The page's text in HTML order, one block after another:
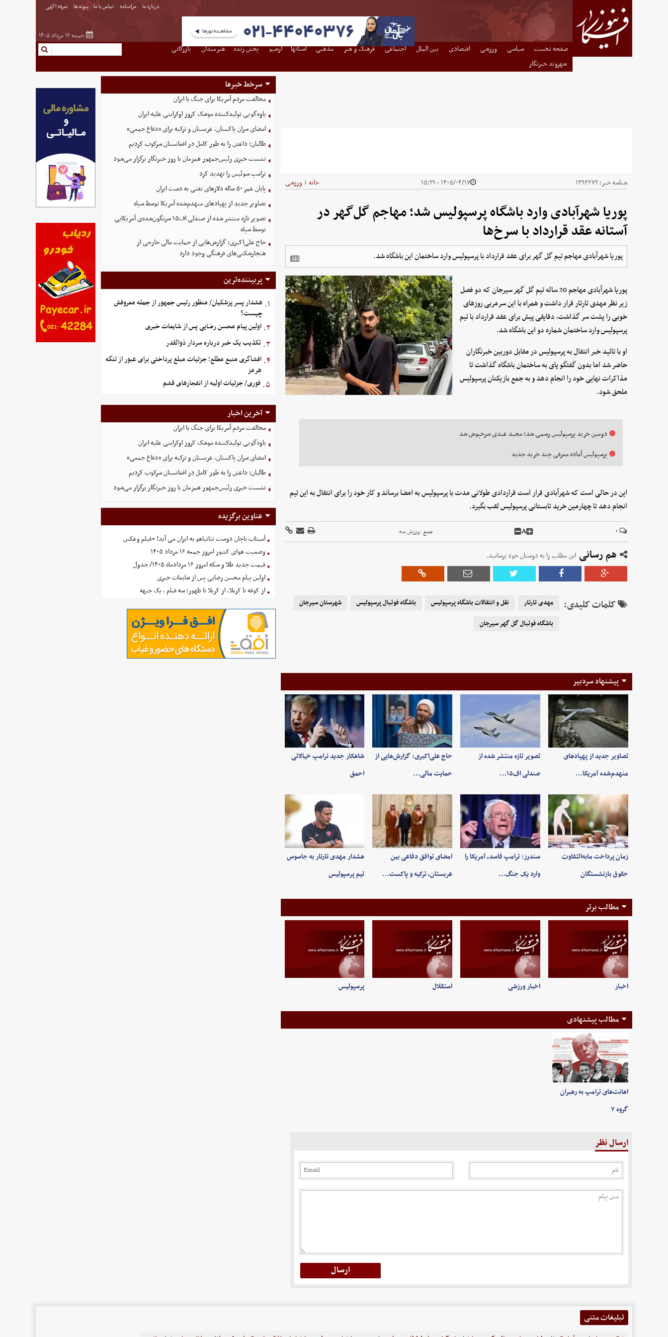
درباره ما مرامنامه تماس با ما پیوندها تعرفه اگهی
جمعه ۱۶ مرداد ۱۴۰۵
صفحه نخست سیاسی ورزشی اقتصادی بین الملل اجتماعی فرهنگ و هنر مذهبی استانها آرشیو پخش زنده هنرمندان
بازرگانی
شهروند خبرنگار
شناسه خبر:۱۳۹۳۶۷۲ ۱۴۰۵/۰۴/۱۷ - ۱۵:۲۹ خانه | ورزشی
پوریا شهرآبادی وارد باشگاه پرسپولیس شد؛ مهاجم گل‌گهر در
آستانه عقد قرارداد با سرخ‌ها
پوریا شهرآبادی مهاجم تیم گل گهر برای عقد قرارداد با پرسپولیس وارد ساختمان این باشگاه شد.
پوریا شهرآبادی مهاجم 20 ساله تیم گل گهر سیرجان که دو فصل
زیر نظر مهدی تارتار قرار داشت و همراه با این سرمربی روزهای
خوبی را پشت سر گذاشت، دقایقی پیش برای عقد قرارداد با تیم
پرسپولیس وارد ساختمان شماره دو این باشگاه شد.
او با تائید خبر انتقال به پرسپولیس در مقابل دوربین خبرنگاران
حاضر شد اما بدون گفتگو پای به ساختمان باشگاه گذاشت تا
مذاکرات نهایی خود را انجام دهد و به جمع بازیکنان پرسپولیس
ملحق شود.
دومین خرید پرسپولیس رسمی شد؛ مجید عیدی سرخپوش شد
پرسپولیس آماده معرفی چند خرید جدید
این در حالی است که شهرآبادی قرار است قراردادی طولانی مدت با پرسپولیس به امضا برساند و کار خود را برای انتقال به این تیم
انجام دهد تا چهارمین خرید تابستانی پرسپولیس لقب بگیرد.
۰ A منبع :ورزش سه
هم رسانی این مطلب را به دوستان خود برسانید.
کلمات کلیدی: مهدی تارتار نقل و انتقالات باشگاه پرسپولیس باشگاه فوتبال پرسپولیس
شهرستان سیرجان
باشگاه فوتبال گل گهر سیرجان
پیشنهاد سردبیر
تصاویر جدید از پهپادهای
منهدم‌شده آمریکا…
تصویر تازه منتشر شده از
صندلی اف۱۵…
حاج علی‌اکبری: گزارش‌هایی از
حمایت مالی…
شاهکار جدید ترامپ خیالاتی
احمق
زمان پرداخت مابه‌التفاوت
حقوق بازنشستگان
سندرز: ترامپ فاسد، آمریکا را
وارد یک جنگ…
امضای توافق دفاعی بین
عربستان، ترکیه و پاکست…
هشدار مهدی تارتار به جاسوس
تیم پرسپولیس
مطالب برتر
اخبار اخبار ورزشی استقلال پرسپولیس
مطالب پیشنهادی
اهانت‌های ترامپ به رهبران
گروه ۷
ارسال نظر
سرخط خبرها
مخالفت مردم آمریکا برای جنگ با ایران
یاوه‌گویی تولیدکننده موشک کروز اوکراینی علیه ایران
امضای سران پاکستان، عربستان و ترکیه برای «دفاع جمعی»
طالبان: داعش را به طور کامل در افغانستان سرکوب کردیم
نشست خبری رئیس‌جمهور همزمان با روز خبرنگار برگزار می‌شود
ترامپ سوئیس را تهدید کرد
پایان عمر ۵۰ ساله دلارهای نفتی به دست ایران
تصاویر جدید از پهپادهای منهدم‌شده آمریکا توسط سپاه
تصویر تازه منتشر شده از صندلی اف۱۵ سرنگون‌شده‌ی آمریکایی
توسط سپاه
حاج علی‌اکبری: گزارش‌هایی از حمایت مالی خارجی از
هنجارشکنی‌های فرهنگی وجود دارد
پربیننده‌ترین
۱. هشدار پسر پزشکیان/ منظور رئیس جمهور از جمله معروفش
چیست؟
۲. اولین پیام محسن رضایی پس از شایعات خبری
۳. تکذیب یک خبر درباره سردار ذوالقدر
۴. افشاگری منبع مطلع؛ جزئیات مبلغ پرداختی برای عبور از تنگه
هرمز
۵. فوری/ جزئیات اولیه از انفجارهای قشم
آخرین اخبار
مخالفت مردم آمریکا برای جنگ با ایران
یاوه‌گویی تولیدکننده موشک کروز اوکراینی علیه ایران
امضای سران پاکستان، عربستان و ترکیه برای «دفاع جمعی»
طالبان: داعش را به طور کامل در افغانستان سرکوب کردیم
نشست خبری رئیس‌جمهور همزمان با روز خبرنگار برگزار می‌شود
عناوین برگزیده
آمیتاب باچان دوست نتانیاهو به ایران می آید! +فیلم وعکس
وضعیت هوای کشور امروز جمعه ۱۶ مرداد ۱۴۰۵
قیمت جدید طلا و سکه امروز ۱۶ مردادماه ۱۴۰۵/ جدول
اولین پیام محسن رضایی پس از شایعات خبری
از کوفه تا کربلا، از کربلا تا ظهور؛ سه قیام ، یک جبهه
تبلیغات متنی